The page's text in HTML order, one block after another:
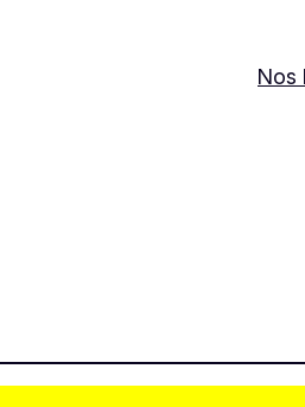
Nos